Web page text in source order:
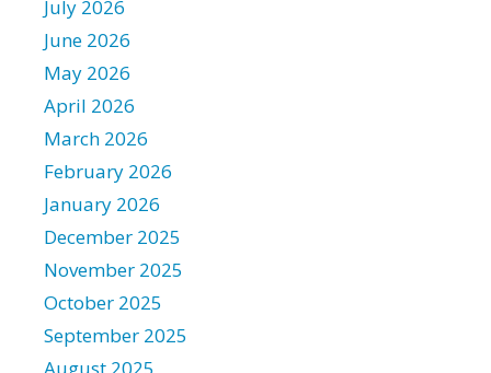
July 2026
June 2026
May 2026
April 2026
March 2026
February 2026
January 2026
December 2025
November 2025
October 2025
September 2025
August 2025